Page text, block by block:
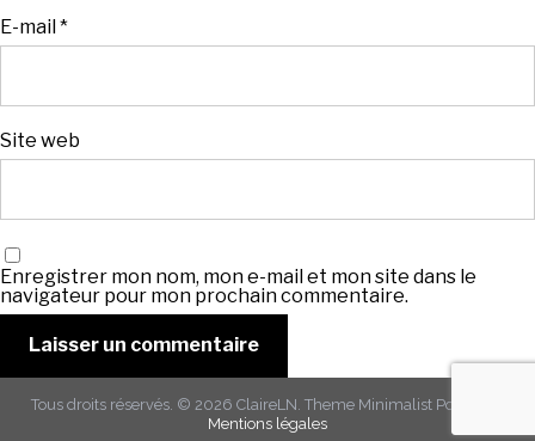
E-mail*
Site web
Enregistrer mon nom, mon e-mail et mon site dans le
navigateur pour mon prochain commentaire.
Tous droits réservés. © 2026 ClaireLN. Theme Minimalist Portfolio
Mentions légales